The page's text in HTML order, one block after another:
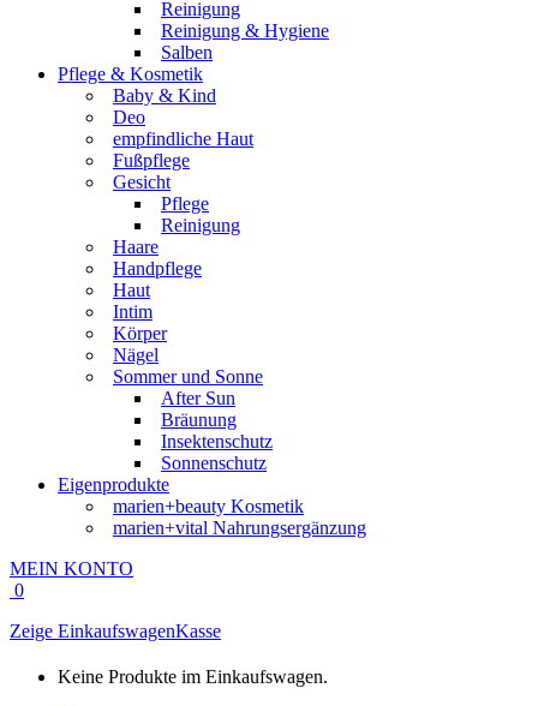
Reinigung
Reinigung & Hygiene
Salben
Pflege & Kosmetik
Baby & Kind
Deo
empfindliche Haut
Fußpflege
Gesicht
Pflege
Reinigung
Haare
Handpflege
Haut
Intim
Körper
Nägel
Sommer und Sonne
After Sun
Bräunung
Insektenschutz
Sonnenschutz
Eigenprodukte
marien+beauty Kosmetik
marien+vital Nahrungsergänzung
MEIN KONTO
0
Zeige EinkaufswagenKasse
Keine Produkte im Einkaufswagen.